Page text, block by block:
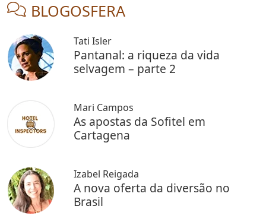
BLOGOSFERA
Tati Isler
Pantanal: a riqueza da vida
selvagem – parte 2
Mari Campos
As apostas da Sofitel em
Cartagena
Izabel Reigada
A nova oferta da diversão no
Brasil